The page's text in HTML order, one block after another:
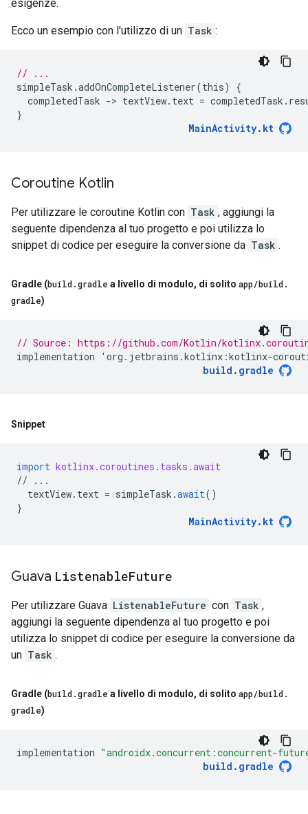
esigenze.
Ecco un esempio con l'utilizzo di un Task :
// ...
simpleTask .addOnCompleteListener(this)
{
completedTask -> textView. text = completedTask .
}
MainActivity. kt
Coroutine Kotlin
Per utilizzare le coroutine Kotlin con Task , aggiungi la
seguente dipendenza al tuo progetto e poi utilizza lo
snippet di codice per eseguire la conversione da Task .
Gradle (build.gradle a livello di modulo, di solito app/build.
gradle)
// Source: https://github.com/Kotlin/
implementation
' org . jetbrains .kotlinx :kotlinx-
build . gradle
Snippet
import kotlinx.coroutines.tasks.await
//
...
textView. text = simpleTask .await()
}
MainActivity. kt
Guava ListenableFuture
Per utilizzare Guava ListenableFuture con Task ,
aggiungi la seguente dipendenza al tuo progetto e poi
utilizza lo snippet di codice per eseguire la conversione da
un Task .
Gradle (build.gradle a livello di modulo, di solito app/build.
gradle)
implementation "androidx.concurrent:concurrent-
build . gradle